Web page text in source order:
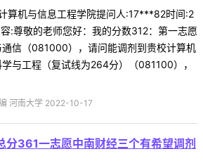
算机与信息工程学院提问人:17***82时间:2
:尊敬的老师您好：我的分数312：第一志愿
信（081000），请问能调剂到贵校计算机
与工程（复试线为264分）（081100），
河南大学 2022-10-17
分361一志愿中南财经三个有希望调剂